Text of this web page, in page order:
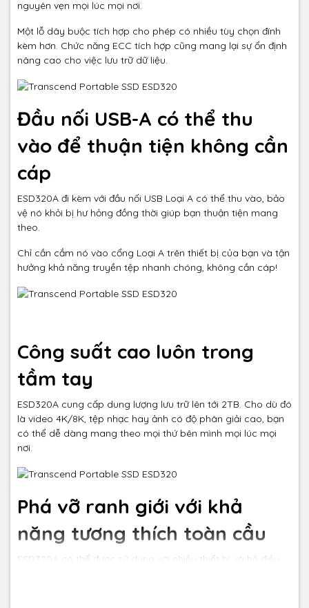
nguyên vẹn mọi lúc mọi nơi.
Một lỗ dây buộc tích hợp cho phép có nhiều tùy chọn đính
kèm hơn. Chức năng ECC tích hợp cũng mang lại sự ổn định
nâng cao cho việc lưu trữ dữ liệu.
Đầu nối USB-A có thể thu
vào để thuận tiện không cần
cáp
ESD320A đi kèm với đầu nối USB Loại A có thể thu vào, bảo
vệ nó khỏi bị hư hỏng đồng thời giúp bạn thuận tiện mang
theo.
Chỉ cần cắm nó vào cổng Loại A trên thiết bị của bạn và tận
hưởng khả năng truyền tệp nhanh chóng, không cần cáp!
Công suất cao luôn trong
tầm tay
ESD320A cung cấp dung lượng lưu trữ lên tới 2TB. Cho dù đó
là video 4K/8K, tệp nhạc hay ảnh có độ phân giải cao, bạn
có thể dễ dàng mang theo mọi thứ bên mình mọi lúc mọi
nơi.
Phá vỡ ranh giới với khả
năng tương thích toàn cầu
ESD320A có thể được sử dụng với nhiều thiết bị và hệ điều